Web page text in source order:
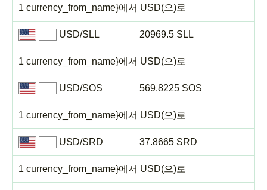
1 currency_from_name}에서 USD(으)로
USD/SLL
1 currency_from_name}에서 USD(으)로
20969.5 SLL
USD/SOS
1 currency_from_name}에서 USD(으)로
569.8225 SOS
USD/SRD
1 currency_from_name}에서 USD(으)로
37.8665 SRD